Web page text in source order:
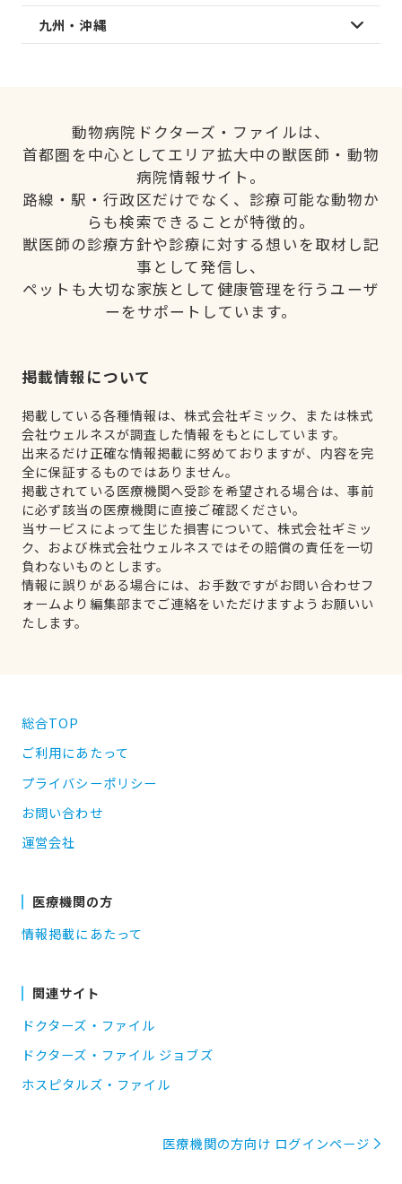
九州・沖縄
動物病院ドクターズ・ファイルは、
首都圏を中心としてエリア拡大中の獣医師・動物
病院情報サイト。
路線・駅・行政区だけでなく、診療可能な動物か
らも検索できることが特徴的。
獣医師の診療方針や診療に対する想いを取材し記
事として発信し、
ペットも大切な家族として健康管理を行うユーザ
ーをサポートしています。
掲載情報について
掲載している各種情報は、株式会社ギミック、または株式
会社ウェルネスが調査した情報をもとにしています。
出来るだけ正確な情報掲載に努めておりますが、内容を完
全に保証するものではありません。
掲載されている医療機関へ受診を希望される場合は、事前
に必ず該当の医療機関に直接ご確認ください。
当サービスによって生じた損害について、株式会社ギミッ
ク、および株式会社ウェルネスではその賠償の責任を一切
負わないものとします。
情報に誤りがある場合には、お手数ですがお問い合わせフ
ォームより編集部までご連絡をいただけますようお願いい
たします。
総合TOP
ご利用にあたって
プライバシーポリシー
お問い合わせ
運営会社
医療機関の方
情報掲載にあたって
関連サイト
ドクターズ・ファイル
ドクターズ・ファイル ジョブズ
ホスピタルズ・ファイル
医療機関の方向け ログインページ